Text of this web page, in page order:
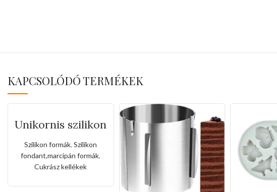
KAPCSOLÓDÓ TERMÉKEK
Unikornis szilikon
Szilikon formák,Szilikon
fondant,marcipán formák,
Cukrász kellékek